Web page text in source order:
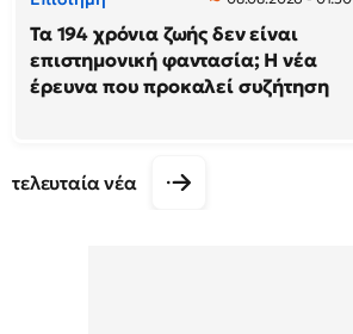
Τα 194 χρόνια ζωής δεν είναι
επιστημονική φαντασία; Η νέα
έρευνα που προκαλεί συζήτηση
τελευταία νέα